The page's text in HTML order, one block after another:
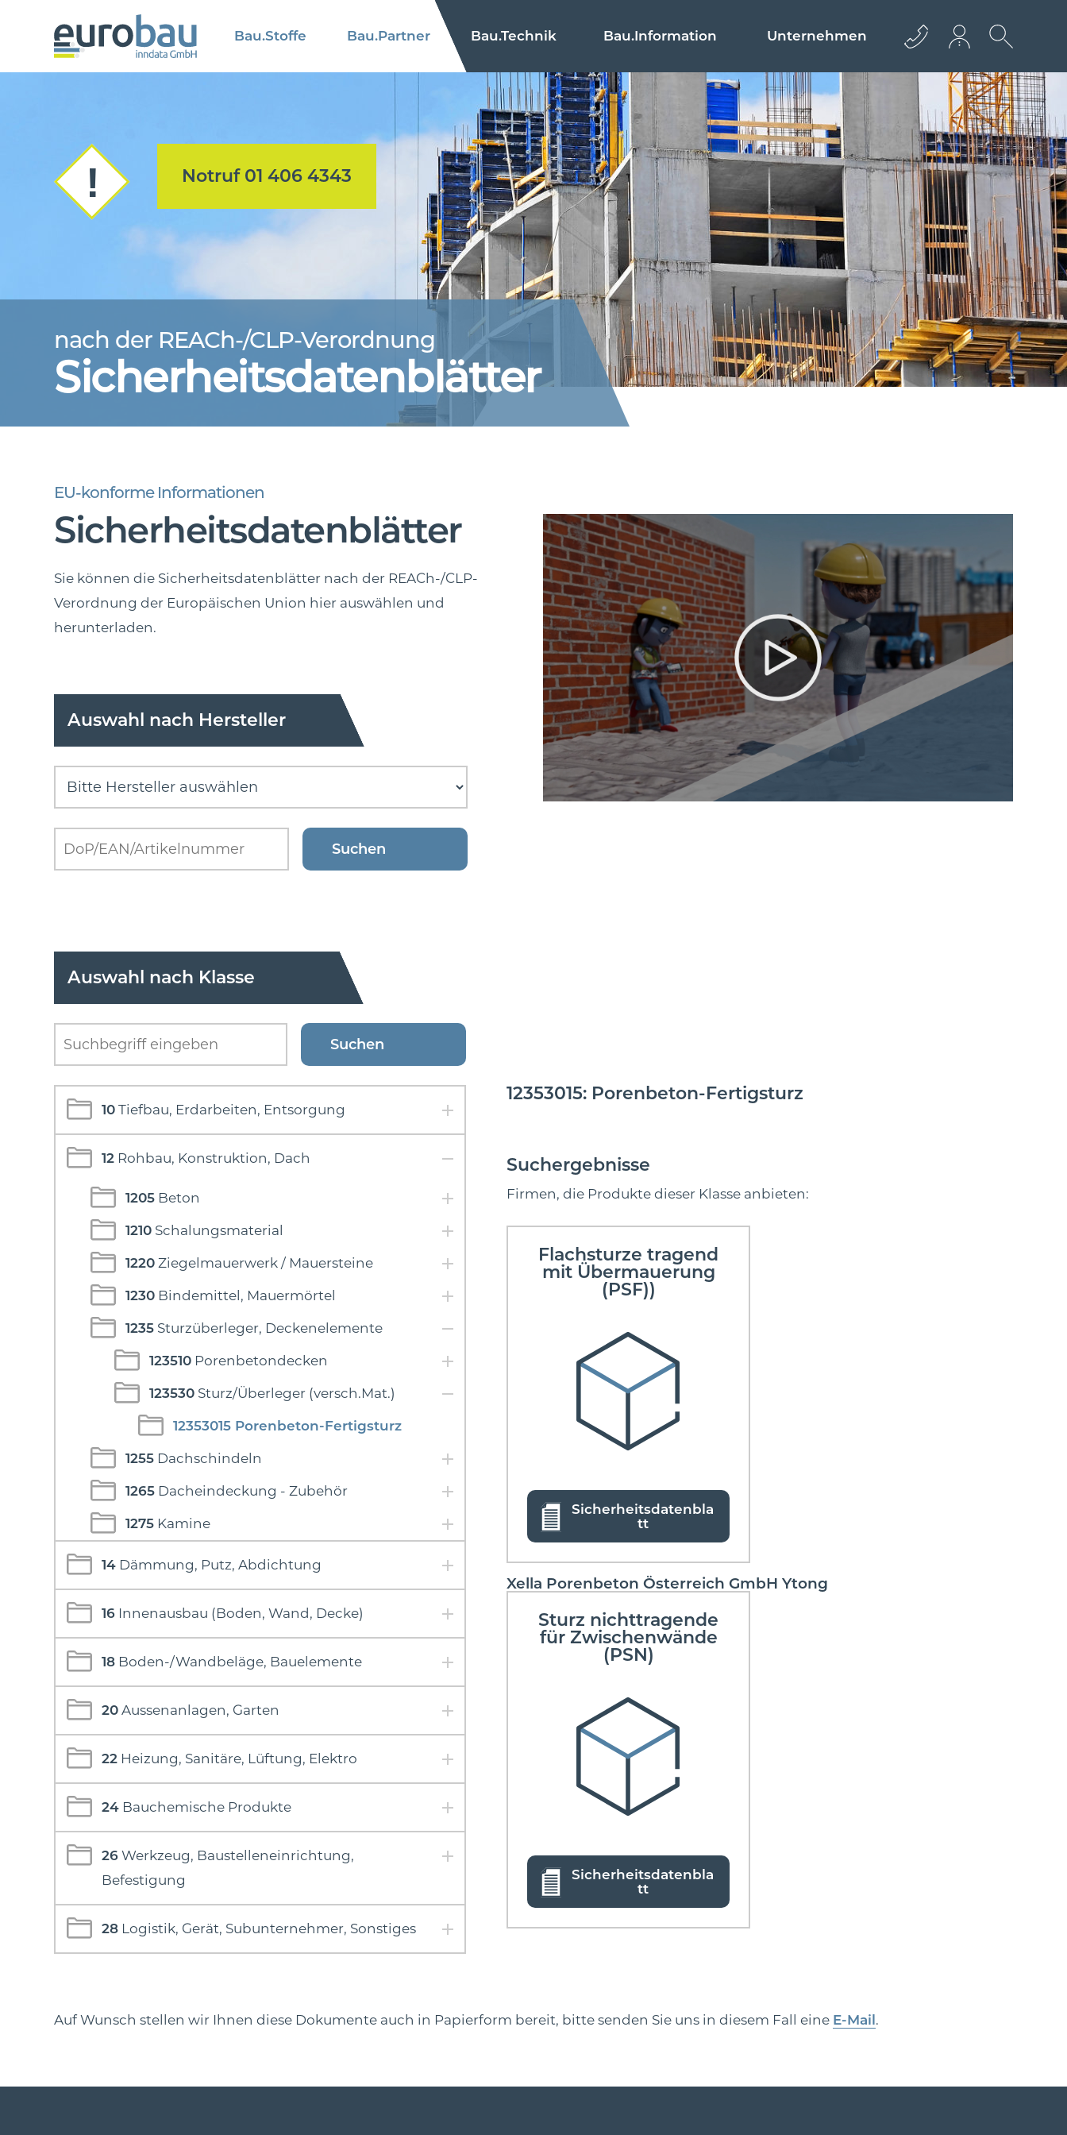
Bau.Stoffe Bau.Partner Bau.Technik Bau.Information Unternehmen
+43 512 362233
info@euro­bau.com
inndata
Notruf 01 406 4343
nach der REACh-/CLP-Verordnung
Sicherheitsdatenblätter
EU-konforme Informationen
Sicherheitsdatenblätter
Sie können die Sicherheitsdatenblätter nach der REACh-/CLP-
Verordnung der Europäischen Union hier auswählen und
herunterladen.
Auswahl nach Hersteller
Auswahl nach Klasse
10 Tiefbau, Erdarbeiten, Entsorgung
12 Rohbau, Konstruktion, Dach
1205 Beton
1210 Schalungsmaterial
1220 Ziegelmauerwerk / Mauersteine
1230 Bindemittel, Mauermörtel
1235 Sturzüberleger, Deckenelemente
123510 Porenbetondecken
123530 Sturz/Überleger (versch.Mat.)
12353015 Porenbeton-Fertigsturz
1255 Dachschindeln
1265 Dacheindeckung - Zubehör
1275 Kamine
14 Dämmung, Putz, Abdichtung
16 Innenausbau (Boden, Wand, Decke)
18 Boden-/Wandbeläge, Bauelemente
20 Aussenanlagen, Garten
22 Heizung, Sanitäre, Lüftung, Elektro
24 Bauchemische Produkte
26 Werkzeug, Baustelleneinrichtung,
Befestigung
28 Logistik, Gerät, Subunternehmer, Sonstiges
12353015: Porenbeton-Fertigsturz
Suchergebnisse
Firmen, die Produkte dieser Klasse anbieten:
Flachsturze tragend
mit Übermauerung
(PSF))
Sicherheitsdatenbla
tt
Xella Porenbeton Österreich GmbH Ytong
Sturz nichttragende
für Zwischenwände
(PSN)
Sicherheitsdatenbla
tt
Auf Wunsch stellen wir Ihnen diese Dokumente auch in Papierform bereit, bitte senden Sie uns in diesem Fall eine E-Mail .